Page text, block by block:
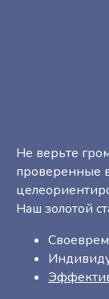
Не верьте
проверенные
Наш золотой